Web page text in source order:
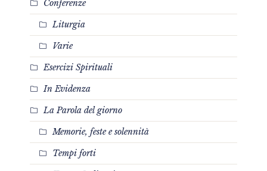
Conferenze
Liturgia
Varie
Esercizi Spirituali
In Evidenza
La Parola del giorno
Memorie, feste e solennità
Tempi forti